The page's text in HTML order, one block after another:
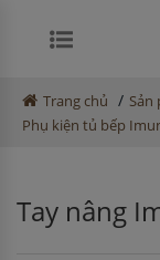
Trang chủ / Sản
Phụ kiện tủ bếp
Tay nâng